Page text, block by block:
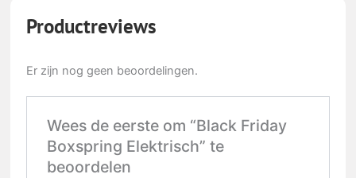
Productreviews
Er zijn nog geen beoordelingen.
Wees de eerste om “Black Friday
Boxspring Elektrisch” te
beoordelen